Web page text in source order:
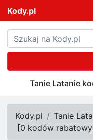
Kody.pl
Tanie Latanie
Kody.pl
Tanie
[0 kodów